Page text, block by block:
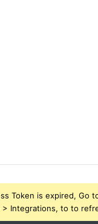
Token is expired, Go
> Integrations, to to